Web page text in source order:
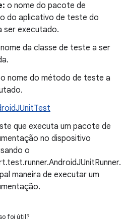
o nome do pacote de
do aplicativo de teste do
ser executado.
da classe de teste a ser
nome do método de teste a
que executa um pacote de
no dispositivo
o
maneira de executar um
foi útil?